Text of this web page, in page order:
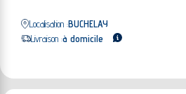
Localisation :BUCHELAY
Livraison :à domicile